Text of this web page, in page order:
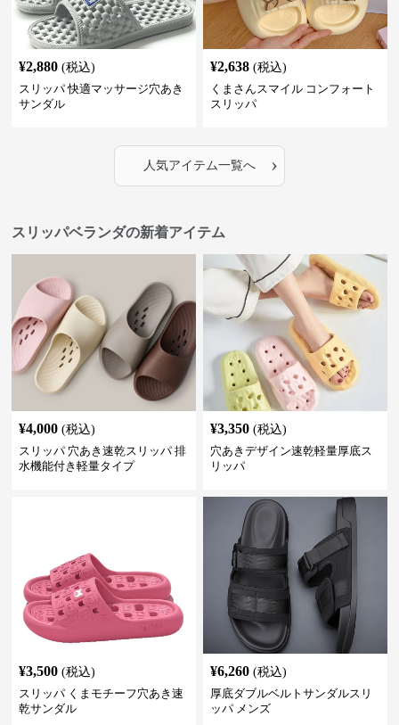
¥2,880 (税込)
スリッパ 快適マッサージ穴あき
サンダル
¥2,638 (税込)
くまさんスマイル コンフォート
スリッパ
人気アイテム一覧へ ›
スリッパベランダの新着アイテム
¥4,000 (税込)
スリッパ 穴あき速乾スリッパ 排
水機能付き軽量タイプ
¥3,350 (税込)
穴あきデザイン速乾軽量厚底ス
リッパ
¥3,500 (税込)
スリッパ くまモチーフ穴あき速
乾サンダル
¥6,260 (税込)
厚底ダブルベルトサンダルスリ
ッパ メンズ